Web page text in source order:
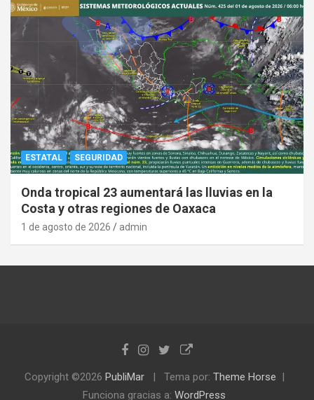
ESTATAL SEGURIDAD
Onda tropical 23 aumentará las lluvias en la
Costa y otras regiones de Oaxaca
1 de agosto de 2026 admin
Copyright ©2026 PubliMar Tema por: Theme Horse
Funciona gracias a: WordPress